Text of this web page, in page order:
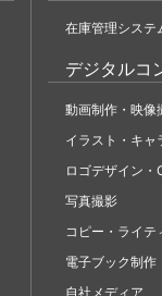
在庫管理システ
デジタルコ
動画制作・映像
イラスト・キャ
ロゴデザイン・
写真撮影
コピー・ライテ
電子ブック制作
自社メディア